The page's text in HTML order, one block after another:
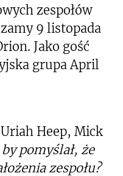
zespołów
9 listopada
Jako gość
grupa April
Heep, Mick
pomyślał, że
zespołu?